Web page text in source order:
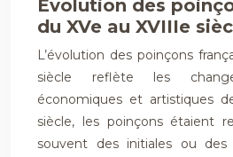
Évolution des
du XVe au XVIIIe
L’évolution des poinçons
siècle reflète les
économiques et artistiques
siècle, les poinçons étaient
souvent des initiales ou des